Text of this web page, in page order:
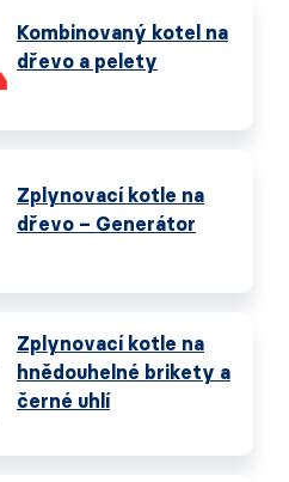
Kombinovaný kotel na
dřevo a pelety
Zplynovací kotle na
dřevo – Generátor
Zplynovací kotle na
hnědouhelné brikety a
černé uhlí